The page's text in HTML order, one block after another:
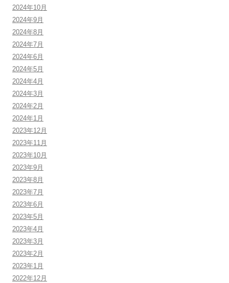
2024年10月
2024年9月
2024年8月
2024年7月
2024年6月
2024年5月
2024年4月
2024年3月
2024年2月
2024年1月
2023年12月
2023年11月
2023年10月
2023年9月
2023年8月
2023年7月
2023年6月
2023年5月
2023年4月
2023年3月
2023年2月
2023年1月
2022年12月